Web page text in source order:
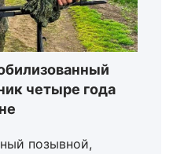
четыре года
позывной,